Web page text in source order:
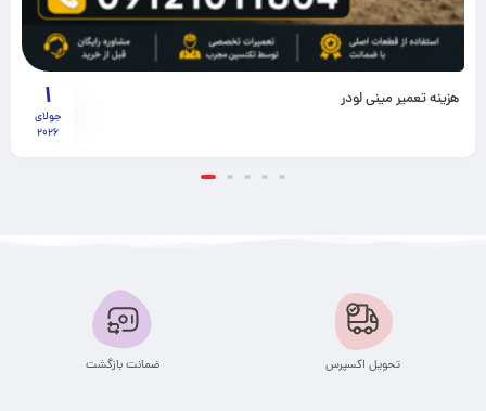
1
جولای
2026
هزینه تعمیر مینی لودر
تحویل اکسپرس ضمانت بازگشت